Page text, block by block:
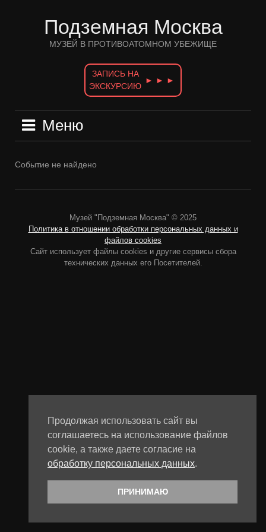
Подземная Москва
МУЗЕЙ В ПРОТИВОАТОМНОМ УБЕЖИЩЕ
ЗАПИСЬ НА
ЭКСКУРСИЮ
► ► ►
Меню
Событие не найдено
Музей "Подземная Москва" © 2025
Политика в отношении обработки персональных данных и
файлов cookies
Сайт использует файлы cookies и другие сервисы сбора
технических данных его Посетителей.
Продолжая использовать сайт вы
соглашаетесь на использование файлов
cookie, а также даете согласие на
обработку персональных данных.
ПРИНИМАЮ